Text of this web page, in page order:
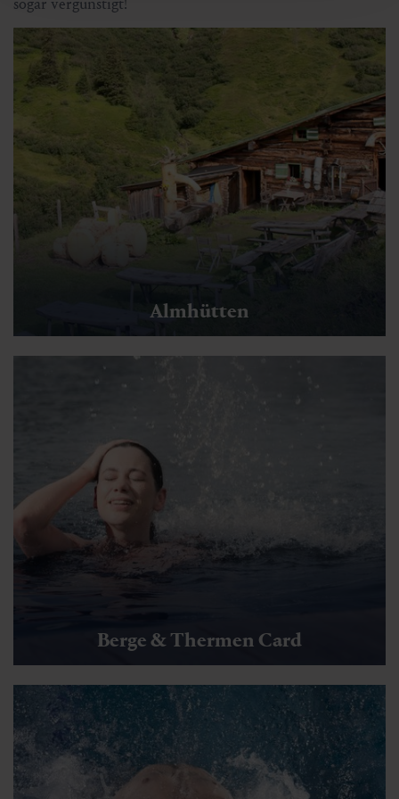
🏀 🔖
Bad Hofgasteiner Spaziergänge
🏀
00:45 h
🔖
2.9 km
🞽
sogar vergünstigt!
Almhütten
Berge & Thermen Card